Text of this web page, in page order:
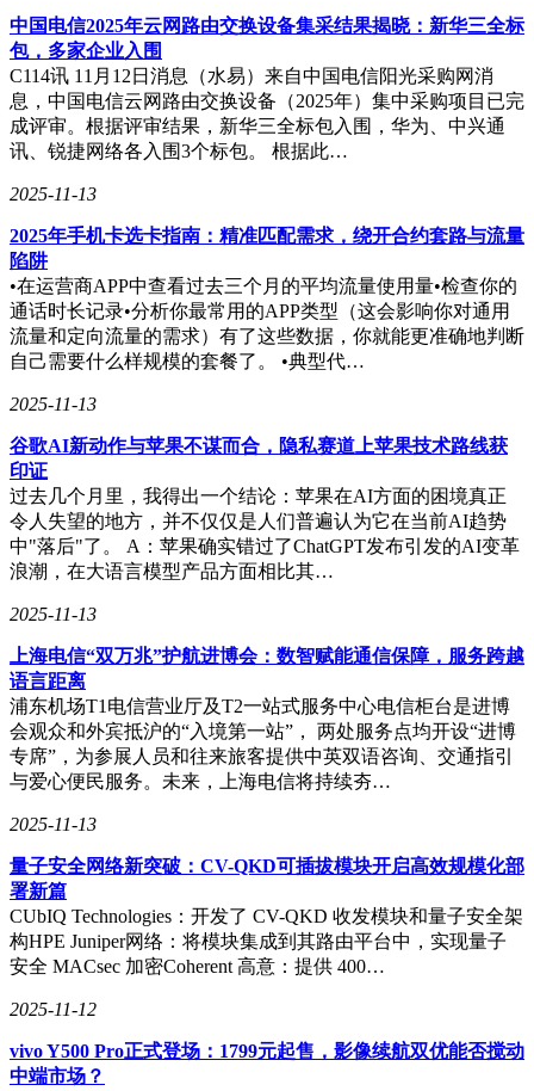
行百业”的领域，推动其向纵深发展、落地见效。
中国电信2025年云网路由交换设备集采结果揭晓：新华三全标
包，多家企业入围
C114讯 11月12日消息（水易）来自中国电信阳光采购网消
息，中国电信云网路由交换设备（2025年）集中采购项目已完
成评审。根据评审结果，新华三全标包入围，华为、中兴通
讯、锐捷网络各入围3个标包。 根据此…
2025-11-13
2025年手机卡选卡指南：精准匹配需求，绕开合约套路与流量
陷阱
•在运营商APP中查看过去三个月的平均流量使用量•检查你的
通话时长记录•分析你最常用的APP类型（这会影响你对通用
流量和定向流量的需求）有了这些数据，你就能更准确地判断
自己需要什么样规模的套餐了。 •典型代…
2025-11-13
谷歌AI新动作与苹果不谋而合，隐私赛道上苹果技术路线获
印证
过去几个月里，我得出一个结论：苹果在AI方面的困境真正
令人失望的地方，并不仅仅是人们普遍认为它在当前AI趋势
中"落后"了。 A：苹果确实错过了ChatGPT发布引发的AI变革
浪潮，在大语言模型产品方面相比其…
2025-11-13
上海电信“双万兆”护航进博会：数智赋能通信保障，服务跨越
语言距离
浦东机场T1电信营业厅及T2一站式服务中心电信柜台是进博
会观众和外宾抵沪的“入境第一站”， 两处服务点均开设“进博
专席”，为参展人员和往来旅客提供中英双语咨询、交通指引
与爱心便民服务。未来，上海电信将持续夯…
2025-11-13
量子安全网络新突破：CV-QKD可插拔模块开启高效规模化部
署新篇
CUbIQ Technologies：开发了 CV-QKD 收发模块和量子安全架
构HPE Juniper网络：将模块集成到其路由平台中，实现量子
安全 MACsec 加密Coherent 高意：提供 400…
2025-11-12
vivo Y500 Pro正式登场：1799元起售，影像续航双优能否搅动
中端市场？